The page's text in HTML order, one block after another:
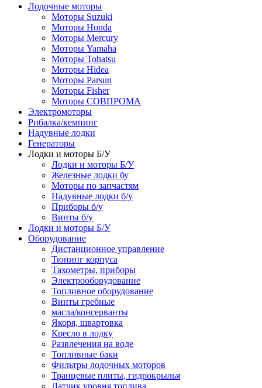
Лодочные моторы
Моторы Suzuki
Моторы Honda
Моторы Mercury
Моторы Yamaha
Моторы Tohatsu
Моторы Hidea
Моторы Parsun
Моторы Fisher
Моторы СОВПРОМА
Электромоторы
Рибалка/кемпинг
Надувные лодки
Генераторы
Лодки и моторы Б/У
Лодки и моторы Б/У
Железные лодки бу
Моторы по запчастям
Надувные лодки б/у
Приборы б/у
Винты б/у
Лодки и моторы Б/У
Оборудование
Дистанционное управление
Тюнинг корпуса
Тахометры, приборы
Электрооборудование
Топливное оборудование
Винты гребные
масла/консерванты
Якоря, швартовка
Кресло в лодку
Развлечения на воде
Топливные баки
Фильтры лодочных моторов
Транцевые плиты, гидрокрылья
Датчик уровня топлива